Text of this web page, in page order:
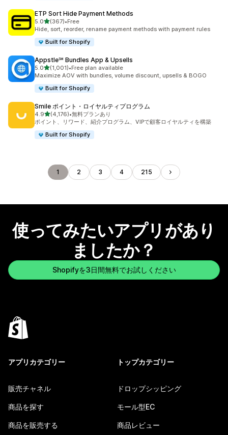
ETP Sort Hide Payment Methods
5.05つ星中
(367)
合計レビュー数：367件
•Free
Hide, sort, reorder, rename payment methods with payment rules
Built for Shopify
Appstle℠ Bundles App & Upsells
5.05つ星中
(1,001)
合計レビュー数：1001件
•Free plan available
Maximize AOV with bundles, volume discount, upsells & BOGO
Built for Shopify
Smile ポイント・ロイヤルティプログラム
4.95つ星中
(4,176)
合計レビュー数：4176件
•無料プランあり
ポイント、リワード、紹介プログラム、VIPで顧客ロイヤルティを構築
Built for Shopify
1 2 3 4 215
使ってみたいアプリがあり
ましたか？
Shopifyを3日間無料でお試しください
アプリカテゴリー
販売チャネル
商品を探す
商品を販売する
トップカテゴリー
ドロップシッピング
モール型EC
商品レビュー